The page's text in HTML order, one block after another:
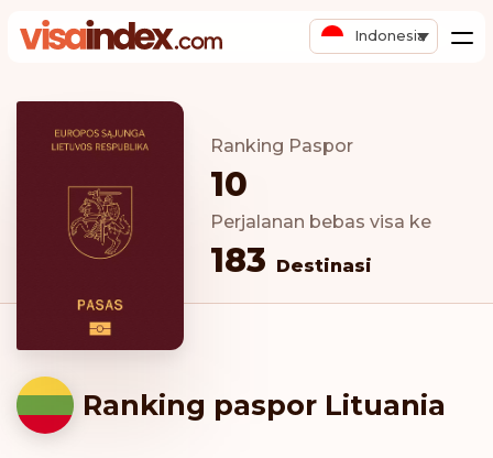
Indonesia
Ranking Paspor
10
Perjalanan bebas visa ke
183 Destinasi
Ranking paspor Lituania